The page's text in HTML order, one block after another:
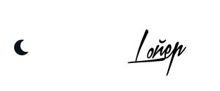
контенту